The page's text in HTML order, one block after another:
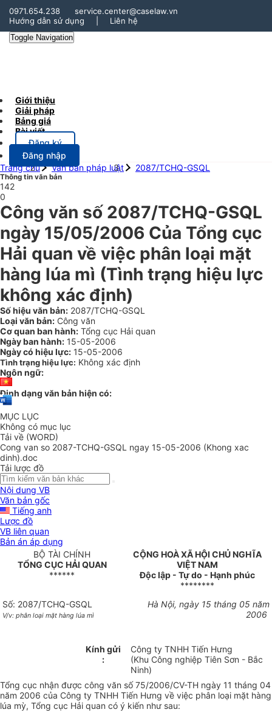
0971.654.238
service.center@caselaw.vn
Hướng dẫn sử dụng
Liên hệ
Toggle Navigation
Giới thiệu
Giải pháp
Bảng giá
Bài viết
Đăng ký
Đăng nhập
Trang chủ
Văn bản pháp luật 2087/TCHQ-GSQL
Thông tin văn bản
142
0
Công văn số 2087/TCHQ-GSQL
ngày 15/05/2006 Của Tổng cục
Hải quan về việc phân loại mặt
hàng lúa mì (Tình trạng hiệu lực
không xác định)
Số hiệu văn bản: 2087/TCHQ-GSQL
Loại văn bản: Công văn
Cơ quan ban hành: Tổng cục Hải quan
Ngày ban hành: 15-05-2006
Ngày có hiệu lực: 15-05-2006
Tình trạng hiệu lực: Không xác định
Ngôn ngữ:
Định dạng văn bản hiện có:
MỤC LỤC
Không có mục lục
Tải về (WORD)
Cong van so 2087-TCHQ-GSQL ngay 15-05-2006 (Khong xac
dinh).doc
Tải lược đồ
Nội dung VB
Văn bản gốc
Tiếng anh
Lược đồ
VB liên quan
Bản án áp dụng
BỘ TÀI CHÍNH
TỔNG CỤC HẢI QUAN
******
CỘNG HOÀ XÃ HỘI CHỦ NGHĨA
VIỆT NAM
Độc lập - Tự do - Hạnh phúc
********
Số: 2087/TCHQ-GSQL
V/v: phân loại mặt hàng lúa mì
Hà Nội, ngày 15 tháng 05 năm
2006
Kính gửi
:
Công ty TNHH Tiến Hưng
(Khu Công nghiệp Tiên Sơn - Bắc
Ninh)
Tổng cục nhận được công văn số 75/2006/CV-TH ngày 11 tháng 04
năm 2006 của Công ty TNHH Tiến Hưng về việc phân loại mặt hàng
lúa mỳ, Tổng cục Hải quan có ý kiến như sau: